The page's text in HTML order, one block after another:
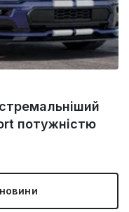
потужністю